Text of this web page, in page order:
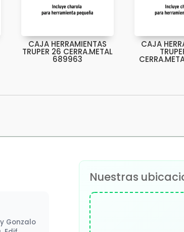
CAJA HERRAMIENTAS
TRUPER 26 CERRA.METAL
689963
CAJA
Gonzalo
Nuestras